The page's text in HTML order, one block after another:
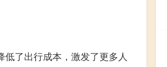
了出行成本，激发了更多人